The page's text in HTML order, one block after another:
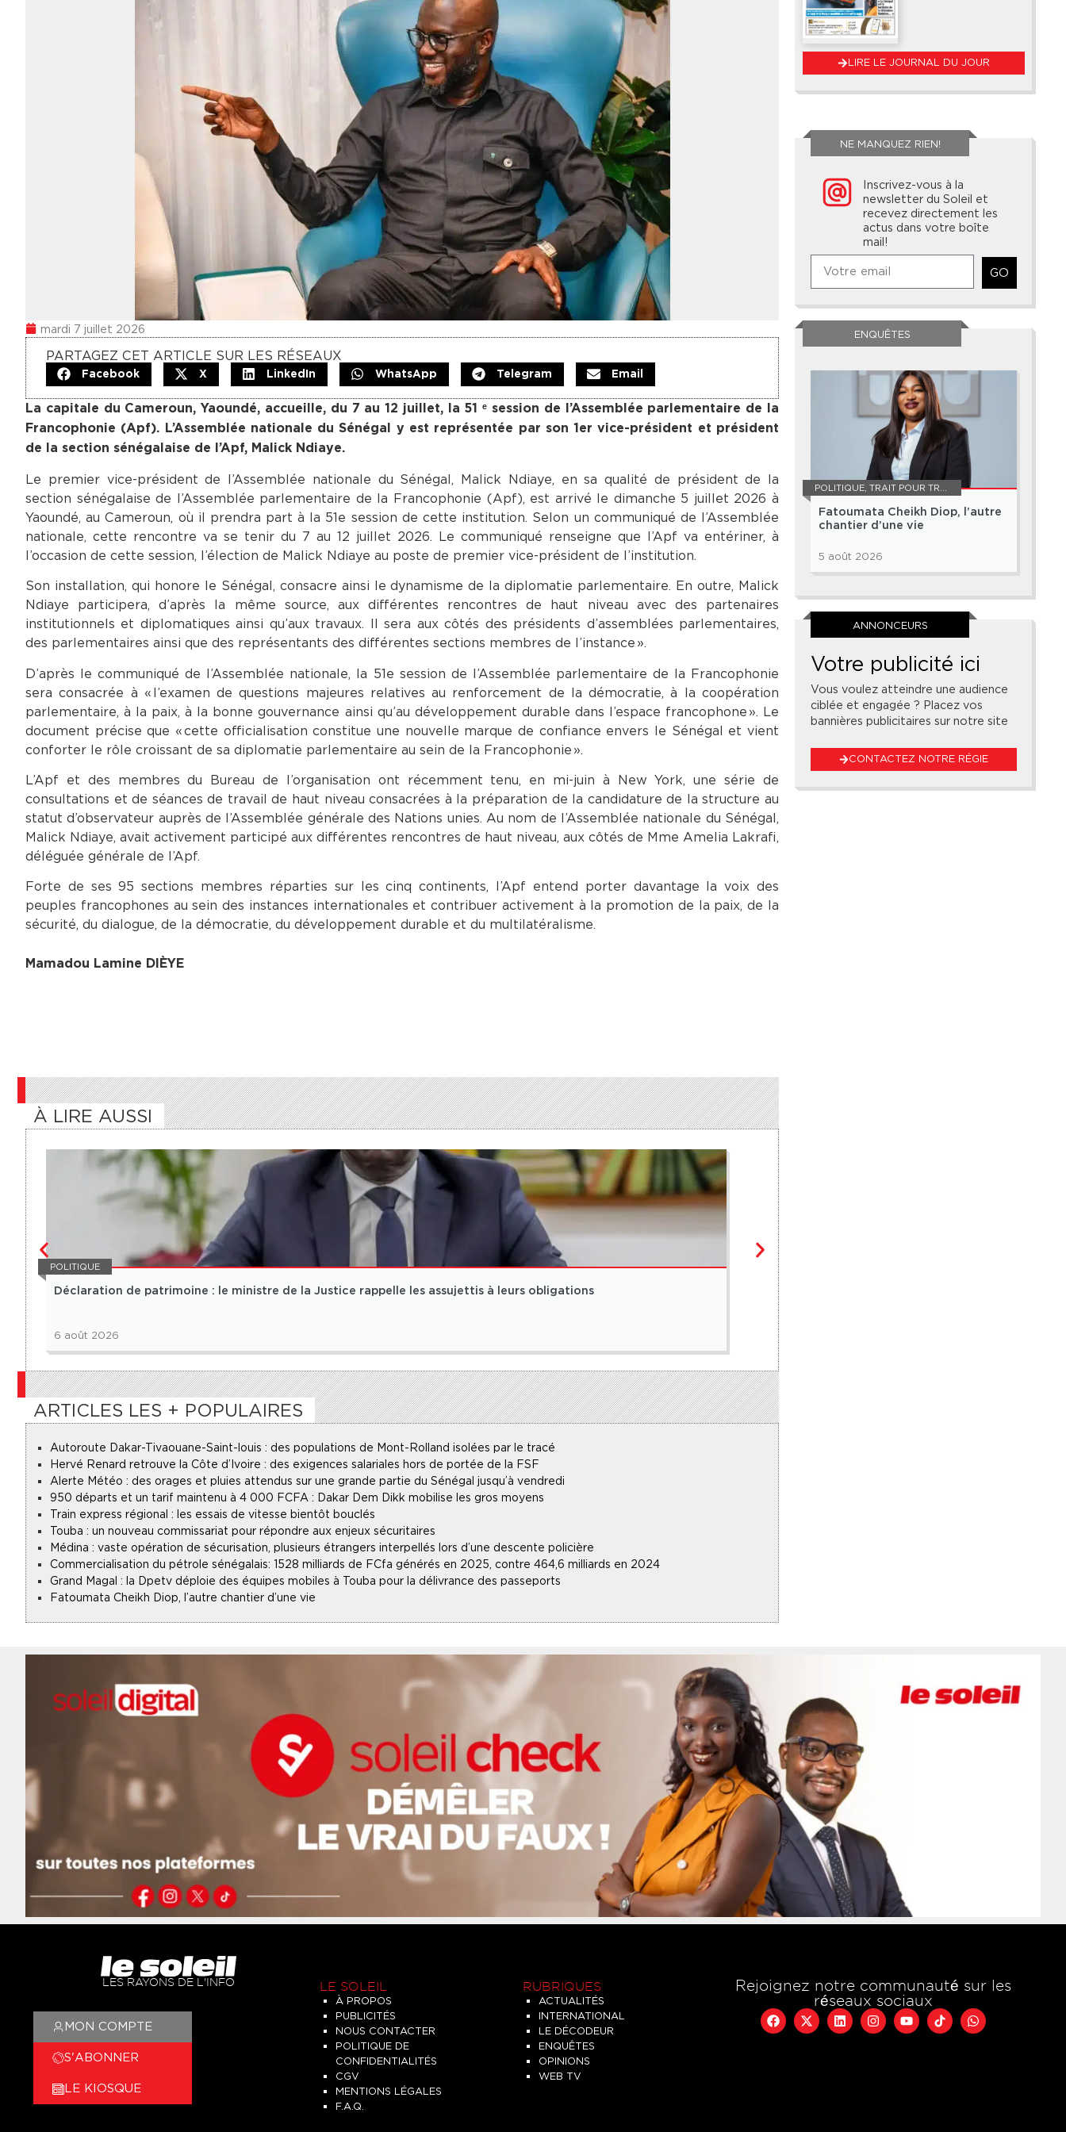
mardi 7 juillet 2026
PARTAGEZ CET ARTICLE SUR LES RÉSEAUX
Facebook X LinkedIn WhatsApp Telegram Email
La capitale du Cameroun, Yaoundé, accueille, du 7 au 12 juillet, la 51 ᵉ session de l’Assemblée parlementaire de la
Francophonie (Apf). L’Assemblée nationale du Sénégal y est représentée par son 1er vice-président et président
de la section sénégalaise de l’Apf, Malick Ndiaye.
Le premier vice-président de l’Assemblée nationale du Sénégal, Malick Ndiaye, en sa qualité de président de la
section sénégalaise de l’Assemblée parlementaire de la Francophonie (Apf), est arrivé le dimanche 5 juillet 2026 à
Yaoundé, au Cameroun, où il prendra part à la 51e session de cette institution. Selon un communiqué de l’Assemblée
nationale, cette rencontre va se tenir du 7 au 12 juillet 2026. Le communiqué renseigne que l’Apf va entériner, à
l’occasion de cette session, l’élection de Malick Ndiaye au poste de premier vice-président de l’institution.
Son installation, qui honore le Sénégal, consacre ainsi le dynamisme de la diplomatie parlementaire. En outre, Malick
Ndiaye participera, d’après la même source, aux différentes rencontres de haut niveau avec des partenaires
institutionnels et diplomatiques ainsi qu’aux travaux. Il sera aux côtés des présidents d’assemblées parlementaires,
des parlementaires ainsi que des représentants des différentes sections membres de l’instance ».
D’après le communiqué de l’Assemblée nationale, la 51e session de l’Assemblée parlementaire de la Francophonie
sera consacrée à « l’examen de questions majeures relatives au renforcement de la démocratie, à la coopération
parlementaire, à la paix, à la bonne gouvernance ainsi qu’au développement durable dans l’espace francophone ». Le
document précise que « cette officialisation constitue une nouvelle marque de confiance envers le Sénégal et vient
conforter le rôle croissant de sa diplomatie parlementaire au sein de la Francophonie ».
L’Apf et des membres du Bureau de l’organisation ont récemment tenu, en mi-juin à New York, une série de
consultations et de séances de travail de haut niveau consacrées à la préparation de la candidature de la structure au
statut d’observateur auprès de l’Assemblée générale des Nations unies. Au nom de l’Assemblée nationale du Sénégal,
Malick Ndiaye, avait activement participé aux différentes rencontres de haut niveau, aux côtés de Mme Amelia Lakrafi,
déléguée générale de l’Apf.
Forte de ses 95 sections membres réparties sur les cinq continents, l’Apf entend porter davantage la voix des
peuples francophones au sein des instances internationales et contribuer activement à la promotion de la paix, de la
sécurité, du dialogue, de la démocratie, du développement durable et du multilatéralisme.
Mamadou Lamine DIÈYE
À LIRE AUSSI
POLITIQUE
Déclaration de patrimoine : le ministre de la Justice rappelle les assujettis à leurs obligations
6 août 2026
POLITIQUE
Pape Mahawa Diouf : « Nous n’écartons pas de
5 août 2026
ARTICLES LES + POPULAIRES
Autoroute Dakar-Tivaouane-Saint-louis : des populations de Mont-Rolland isolées par le tracé
Hervé Renard retrouve la Côte d’Ivoire : des exigences salariales hors de portée de la FSF
Alerte Météo : des orages et pluies attendus sur une grande partie du Sénégal jusqu’à vendredi
950 départs et un tarif maintenu à 4 000 FCFA : Dakar Dem Dikk mobilise les gros moyens
Train express régional : les essais de vitesse bientôt bouclés
Touba : un nouveau commissariat pour répondre aux enjeux sécuritaires
Médina : vaste opération de sécurisation, plusieurs étrangers interpellés lors d’une descente policière
Commercialisation du pétrole sénégalais : 1528 milliards de FCfa générés en 2025, contre 464,6 milliards en 2024
Grand Magal : la Dpetv déploie des équipes mobiles à Touba pour la délivrance des passeports
Fatoumata Cheikh Diop, l’autre chantier d’une vie
LIRE LE JOURNAL DU JOUR
NE MANQUEZ RIEN!
Inscrivez-vous à la
newsletter du Soleil et
recevez directement les
actus dans votre boîte
mail!
GO
ENQUÊTES
POLITIQUE, TRAIT POUR TRAIT
Fatoumata Cheikh Diop, l’autre
chantier d’une vie
5 août 2026
ANNONCEURS
Votre publicité ici
Vous voulez atteindre une audience
ciblée et engagée ? Placez vos
bannières publicitaires sur notre site
CONTACTEZ NOTRE RÉGIE
LES RAYONS DE L'INFO
MON COMPTE
S'ABONNER
LE KIOSQUE
LE SOLEIL
À PROPOS
PUBLICITÉS
NOUS CONTACTER
POLITIQUE DE
CONFIDENTIALITÉS
CGV
MENTIONS LÉGALES
F.A.Q.
RUBRIQUES
ACTUALITÉS
INTERNATIONAL
LE DÉCODEUR
ENQUÊTES
OPINIONS
WEB TV
Rejoignez notre communauté sur les
réseaux sociaux